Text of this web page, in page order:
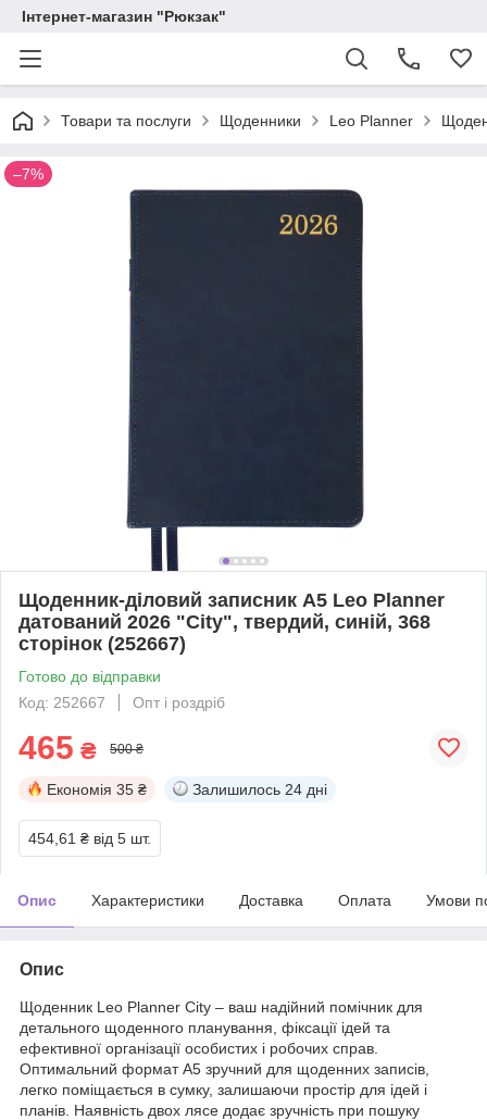
Інтернет-магазин "Рюкзак"
Товари та послуги Щоденники Leo Planner
–7%
Щоденник-діловий записник А5 Leo Planner
датований 2026 "City", твердий, синій, 368
сторінок (252667)
Готово до відправки
Код: 252667
Опт і роздріб
465 ₴ 500 ₴
Економія 35 ₴ Залишилось 24 дні
454,61 ₴ від 5 шт.
Опис Характеристики Доставка Оплата Умови
Опис
Щоденник Leo Planner City – ваш надійний помічник для
детального щоденного планування, фіксації ідей та
ефективної організації особистих і робочих справ.
Оптимальний формат А5 зручний для щоденних записів,
легко поміщається в сумку, залишаючи простір для ідей і
планів. Наявність двох лясе додає зручність при пошуку